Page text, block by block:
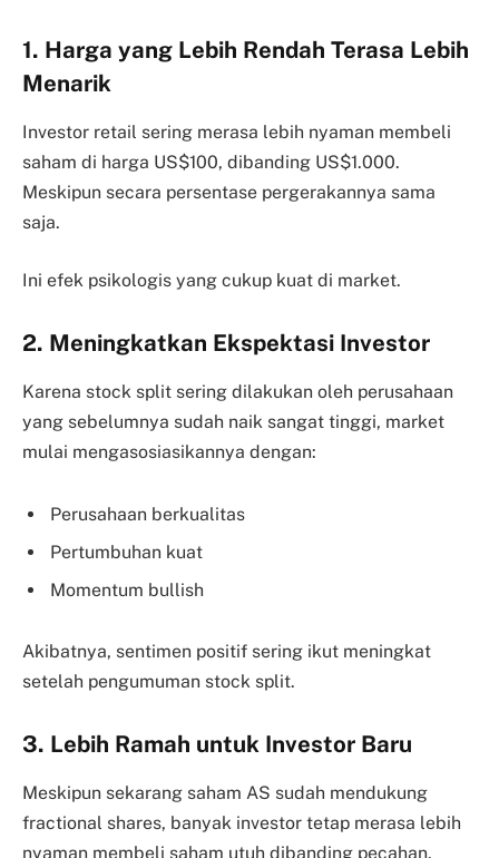
1. Harga yang Lebih Rendah Terasa Lebih
Menarik
Investor retail sering merasa lebih nyaman membeli
saham di harga US$100, dibanding US$1.000.
Meskipun secara persentase pergerakannya sama
saja.
Ini efek psikologis yang cukup kuat di market.
2. Meningkatkan Ekspektasi Investor
Karena stock split sering dilakukan oleh perusahaan
yang sebelumnya sudah naik sangat tinggi, market
mulai mengasosiasikannya dengan:
Perusahaan berkualitas
Pertumbuhan kuat
Momentum bullish
Akibatnya, sentimen positif sering ikut meningkat
setelah pengumuman stock split.
3. Lebih Ramah untuk Investor Baru
Meskipun sekarang saham AS sudah mendukung
fractional shares, banyak investor tetap merasa lebih
nyaman membeli saham utuh dibanding pecahan.